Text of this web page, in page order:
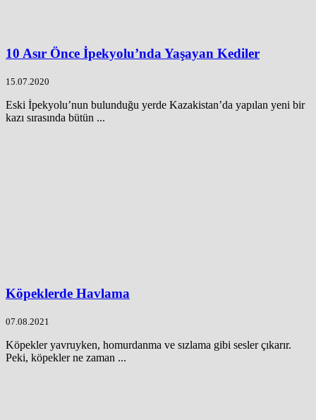
10 Asır Önce İpekyolu’nda Yaşayan Kediler
15.07.2020
Eski İpekyolu’nun bulunduğu yerde Kazakistan’da yapılan yeni bir
kazı sırasında bütün ...
Köpeklerde Havlama
07.08.2021
Köpekler yavruyken, homurdanma ve sızlama gibi sesler çıkarır.
Peki, köpekler ne zaman ...